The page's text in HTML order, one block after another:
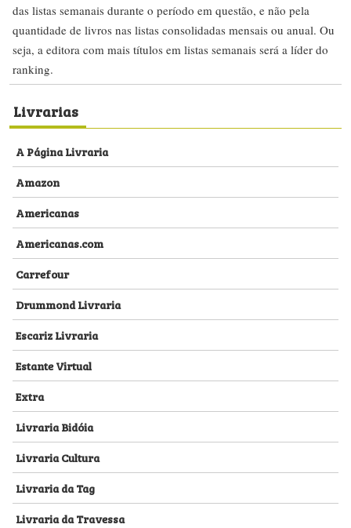
das listas semanais durante o período em questão, e não pela
quantidade de livros nas listas consolidadas mensais ou anual. Ou
seja, a editora com mais títulos em listas semanais será a líder do
ranking.
Livrarias
A Página Livraria
Amazon
Americanas
Americanas.com
Carrefour
Drummond Livraria
Escariz Livraria
Estante Virtual
Extra
Livraria Bidóia
Livraria Cultura
Livraria da Tag
Livraria da Travessa